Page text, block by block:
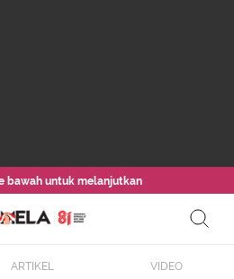
bawah untuk melanjutkan
ARTIKEL VIDEO